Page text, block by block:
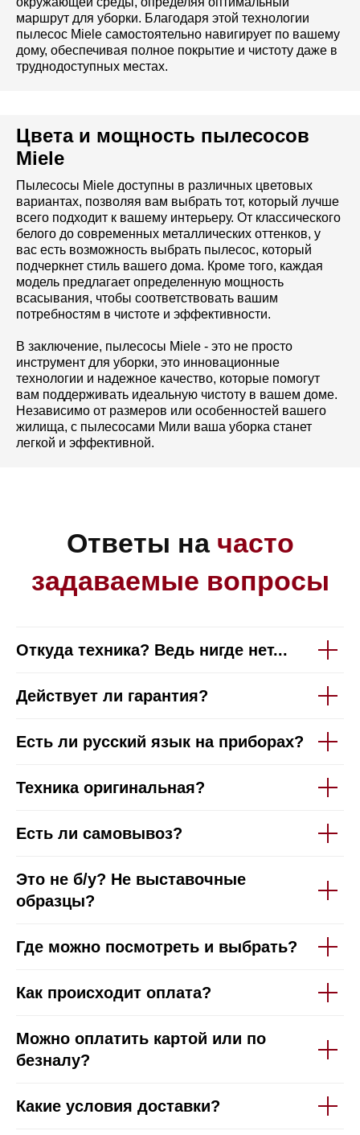
маршрут для уборки. Благодаря этой технологии
пылесос Miele самостоятельно навигирует по вашему
дому, обеспечивая полное покрытие и чистоту даже в
труднодоступных местах.
Цвета и мощность пылесосов
Miele
Пылесосы Miele доступны в различных цветовых
вариантах, позволяя вам выбрать тот, который лучше
всего подходит к вашему интерьеру. От классического
белого до современных металлических оттенков, у
вас есть возможность выбрать пылесос, который
подчеркнет стиль вашего дома. Кроме того, каждая
модель предлагает определенную мощность
всасывания, чтобы соответствовать вашим
потребностям в чистоте и эффективности.
В заключение, пылесосы Miele - это не просто
инструмент для уборки, это инновационные
технологии и надежное качество, которые помогут
вам поддерживать идеальную чистоту в вашем доме.
Независимо от размеров или особенностей вашего
жилища, с пылесосами Мили ваша уборка станет
легкой и эффективной.
Откуда техника? Ведь нигде нет...
Действует ли гарантия?
Есть ли русский язык на приборах?
Техника оригинальная?
Есть ли самовывоз?
Это не б/у? Не выставочные
образцы?
Где можно посмотреть и выбрать?
Как происходит оплата?
Можно оплатить картой или по
безналу?
Какие условия доставки?
Магазин расположен по
адресу: Москва,
километр, 2
Вы можете забрать
технику из нашего
самостоятельно
Hello@mieles.ru
Мобильный:+7 977 455-57-